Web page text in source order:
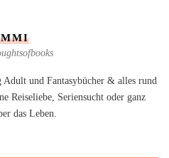
und Fantasybücher & alles rund
Reiseliebe, Seriensucht oder ganz
das Leben.